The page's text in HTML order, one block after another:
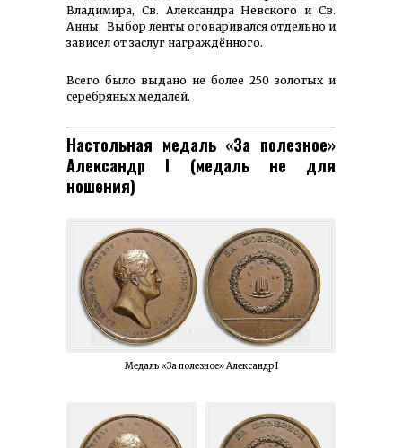
Владимира, Св. Александра Невского и Св.
Анны. Выбор ленты оговаривался отдельно и
зависел от заслуг награждённого.
Всего было выдано не более 250 золотых и
серебряных медалей.
Настольная медаль «За полезное»
Александр I (медаль не для
ношения)
Медаль «За полезное» Александр I